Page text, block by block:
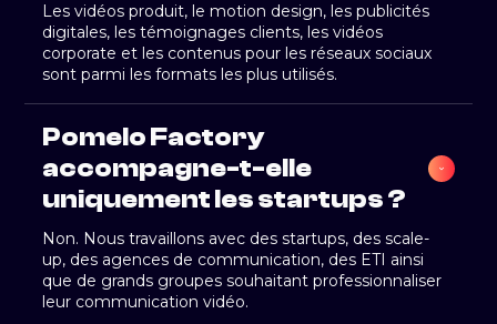
Les vidéos produit, le motion design, les publicités
digitales, les témoignages clients, les vidéos
corporate et les contenus pour les réseaux sociaux
sont parmi les formats les plus utilisés.
Pomelo Factory
accompagne-t-elle
uniquement les startups ?
Non. Nous travaillons avec des startups, des scale-
up, des agences de communication, des ETI ainsi
que de grands groupes souhaitant professionnaliser
leur communication vidéo.